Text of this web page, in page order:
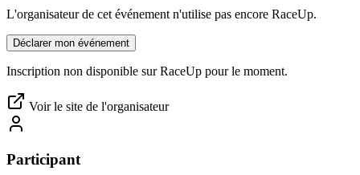
L'organisateur de cet événement n'utilise pas encore RaceUp.
Déclarer mon événement
Inscription non disponible sur RaceUp pour le moment.
Voir le site de l'organisateur
Participant